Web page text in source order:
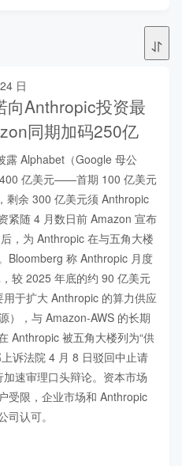
日
向Anthropic投资最
同期加码250亿
露 Alphabet（Google 母公
亿美元——首期 100 亿美元
剩余 300 亿美元须 Anthropic
紧随 4 月数日前 Amazon 宣布
，为 Anthropic 在与五角大楼
Bloomberg 称 Anthropic 月度
较 2025 年底的约 90 亿美元
于扩大 Anthropic 的算力供应
），与 Amazon-AWS 的长期
Anthropic 被五角大楼列为“供
诉法院 4 月 8 日驳回中止请
速审理口头辩论。资本市场
受限，企业市场和 Anthropic
认可。